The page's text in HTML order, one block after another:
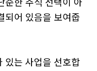
순한 주식 선택이 아
되어 있음을 보여줍
있는 사업을 선호합